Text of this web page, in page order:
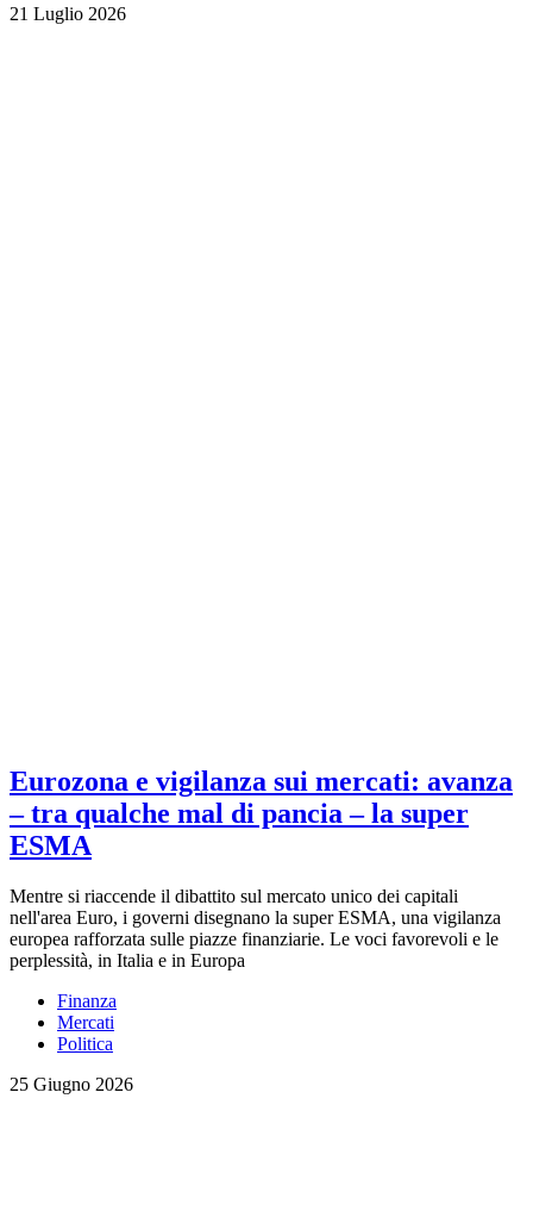
21 Luglio 2026
Eurozona e vigilanza sui mercati: avanza
– tra qualche mal di pancia – la super
ESMA
Mentre si riaccende il dibattito sul mercato unico dei capitali
nell'area Euro, i governi disegnano la super ESMA, una vigilanza
europea rafforzata sulle piazze finanziarie. Le voci favorevoli e le
perplessità, in Italia e in Europa
Finanza
Mercati
Politica
25 Giugno 2026